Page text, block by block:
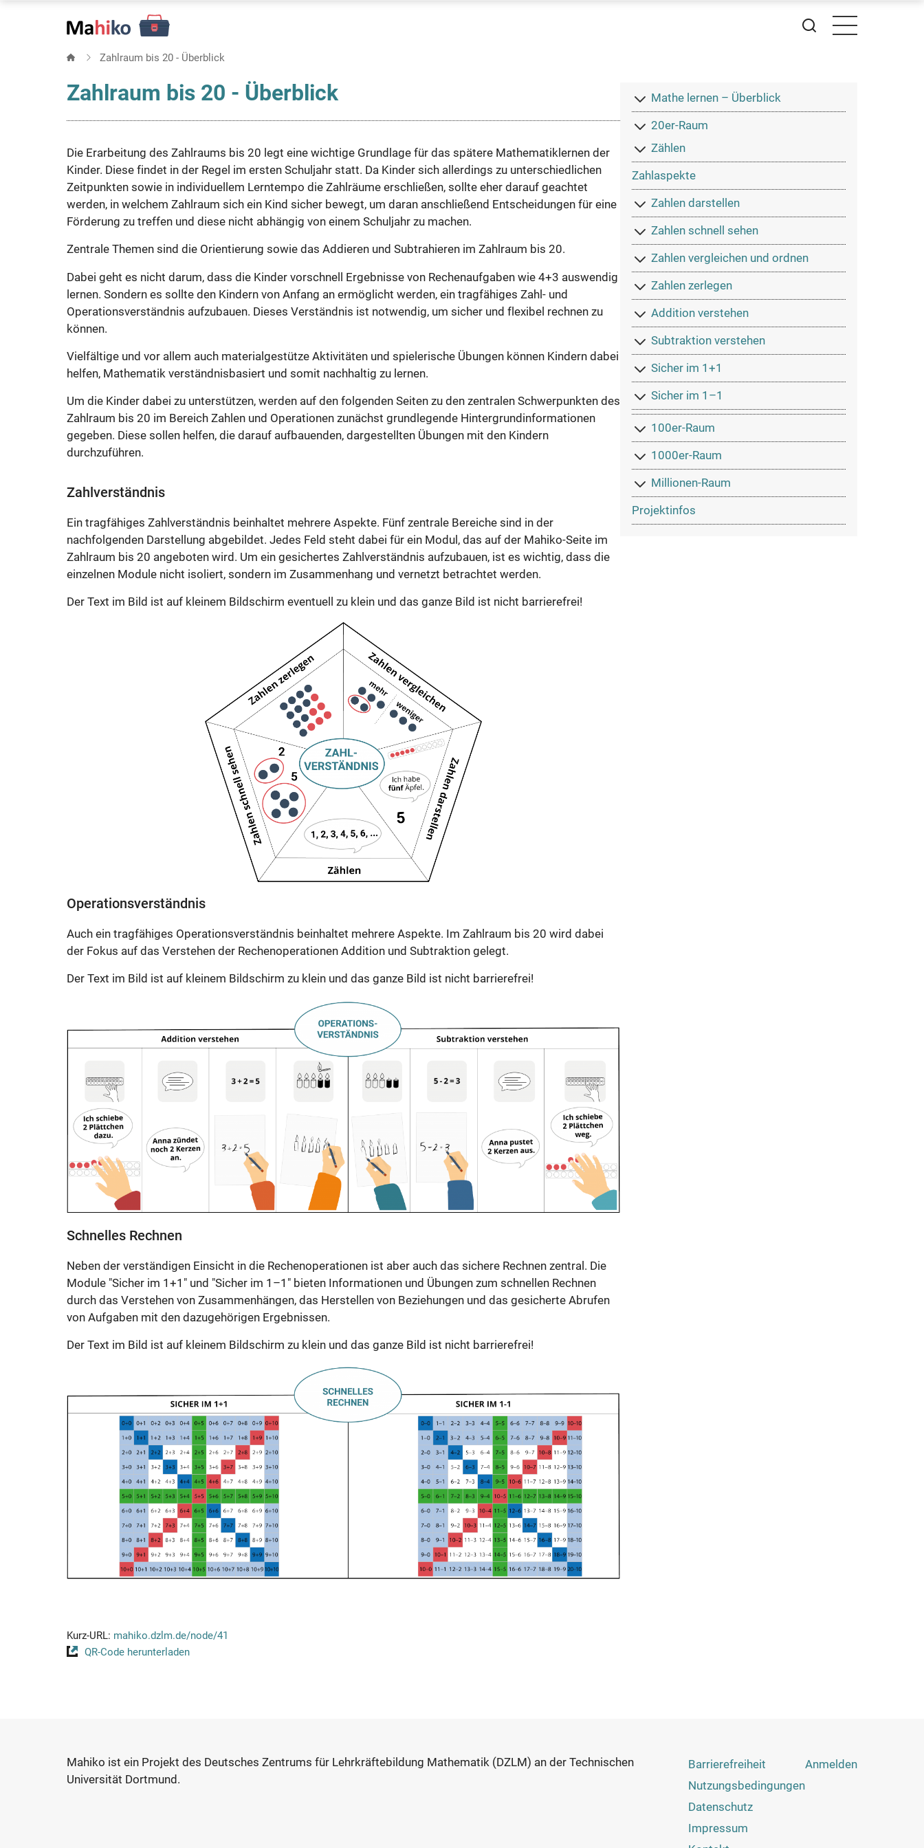
Zahlraum bis 20 - Überblick
Zahlraum bis 20 - Überblick
Die Erarbeitung des Zahlraums bis 20 legt eine wichtige Grundlage für das spätere Mathematiklernen der
Kinder. Diese findet in der Regel im ersten Schuljahr statt. Da Kinder sich allerdings zu unterschiedlichen
Zeitpunkten sowie in individuellem Lerntempo die Zahlräume erschließen, sollte eher darauf geachtet
werden, in welchem Zahlraum sich ein Kind sicher bewegt, um daran anschließend Entscheidungen für eine
Förderung zu treffen und diese nicht abhängig von einem Schuljahr zu machen.
Zentrale Themen sind die Orientierung sowie das Addieren und Subtrahieren im Zahlraum bis 20.
Dabei geht es nicht darum, dass die Kinder vorschnell Ergebnisse von Rechenaufgaben wie 4+3 auswendig
lernen. Sondern es sollte den Kindern von Anfang an ermöglicht werden, ein tragfähiges Zahl- und
Operationsverständnis aufzubauen. Dieses Verständnis ist notwendig, um sicher und flexibel rechnen zu
können.
Vielfältige und vor allem auch materialgestütze Aktivitäten und spielerische Übungen können Kindern dabei
helfen, Mathematik verständnisbasiert und somit nachhaltig zu lernen.
Um die Kinder dabei zu unterstützen, werden auf den folgenden Seiten zu den zentralen Schwerpunkten des
Zahlraum bis 20 im Bereich Zahlen und Operationen zunächst grundlegende Hintergrundinformationen
gegeben. Diese sollen helfen, die darauf aufbauenden, dargestellten Übungen mit den Kindern
durchzuführen.
Zahlverständnis
Ein tragfähiges Zahlverständnis beinhaltet mehrere Aspekte. Fünf zentrale Bereiche sind in der
nachfolgenden Darstellung abgebildet. Jedes Feld steht dabei für ein Modul, das auf der Mahiko-Seite im
Zahlraum bis 20 angeboten wird. Um ein gesichertes Zahlverständnis aufzubauen, ist es wichtig, dass die
einzelnen Module nicht isoliert, sondern im Zusammenhang und vernetzt betrachtet werden.
Der Text im Bild ist auf kleinem Bildschirm eventuell zu klein und das ganze Bild ist nicht barrierefrei!
Operationsverständnis
Auch ein tragfähiges Operationsverständnis beinhaltet mehrere Aspekte. Im Zahlraum bis 20 wird dabei
der Fokus auf das Verstehen der Rechenoperationen Addition und Subtraktion gelegt.
Der Text im Bild ist auf kleinem Bildschirm zu klein und das ganze Bild ist nicht barrierefrei!
Schnelles Rechnen
Neben der verständigen Einsicht in die Rechenoperationen ist aber auch das sichere Rechnen zentral. Die
Module "Sicher im 1+1" und "Sicher im 1–1" bieten Informationen und Übungen zum schnellen Rechnen
durch das Verstehen von Zusammenhängen, das Herstellen von Beziehungen und das gesicherte Abrufen
von Aufgaben mit den dazugehörigen Ergebnissen.
Der Text im Bild ist auf kleinem Bildschirm zu klein und das ganze Bild ist nicht barrierefrei!
Kurz-URL: mahiko.dzlm.de/node/41
QR-Code herunterladen
MaHiKo
Hauptmenü
Mathe lernen – Überblick
20er-Raum
Zählen
Zahlaspekte
Zahlen darstellen
Zahlen schnell sehen
Zahlen vergleichen und ordnen
Zahlen zerlegen
Addition verstehen
Subtraktion verstehen
Sicher im 1+1
Sicher im 1–1
100er-Raum
1000er-Raum
Millionen-Raum
Projektinfos
Mahiko ist ein Projekt des Deutsches Zentrums für Lehrkräftebildung Mathematik (DZLM) an der Technischen
Universität Dortmund.
Footer
Menu
Barrierefreiheit
Nutzungsbedingungen
Datenschutz
Impressum
Benutzermenü
Anmelden